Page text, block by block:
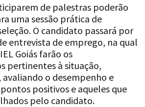
de palestras poderão
uma sessão prática de
O candidato passará por
entrevista de emprego, na qual
Goiás farão os
pertinentes à situação,
o desempenho e
positivos e aqueles que
pelo candidato.